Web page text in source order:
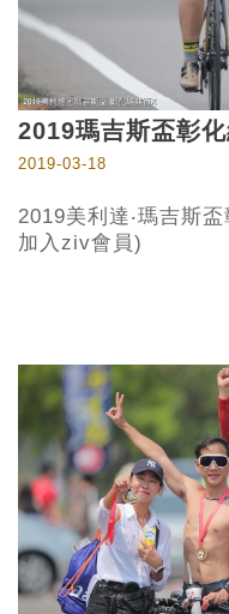
2019瑪吉斯盃彰
2019-03-18
2019美利達‧瑪吉斯
加入ziv會員)